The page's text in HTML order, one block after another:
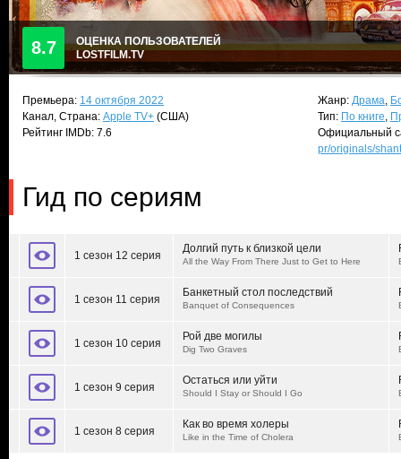
8.7
ОЦЕНКА ПОЛЬЗОВАТЕЛЕЙ
LOSTFILM.TV
Премьера: 14 октября 2022
Канал, Страна: Apple TV+ (США)
Рейтинг IMDb: 7.6
Жанр: Драма,
Тип: По книге,
Официальный
pr/originals/
Гид по сериям
1 сезон 12 серия
Долгий путь к близкой цели
All the Way From There Just to Get to Here
1 сезон 11 серия
Банкетный стол последствий
Banquet of Consequences
1 сезон 10 серия
Рой две могилы
Dig Two Graves
1 сезон 9 серия
Остаться или уйти
Should I Stay or Should I Go
1 сезон 8 серия
Как во время холеры
Like in the Time of Cholera